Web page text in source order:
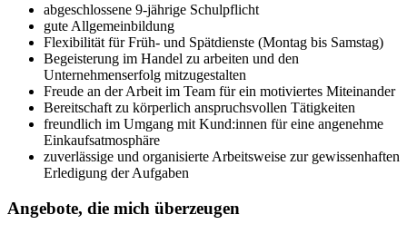
abgeschlossene 9-jährige Schulpflicht
gute Allgemeinbildung
Flexibilität für Früh- und Spätdienste (Montag bis Samstag)
Begeisterung im Handel zu arbeiten und den
Unternehmenserfolg mitzugestalten
Freude an der Arbeit im Team für ein motiviertes Miteinander
Bereitschaft zu körperlich anspruchsvollen Tätigkeiten
freundlich im Umgang mit Kund:innen für eine angenehme
Einkaufsatmosphäre
zuverlässige und organisierte Arbeitsweise zur gewissenhaften
Erledigung der Aufgaben
Angebote, die mich überzeugen